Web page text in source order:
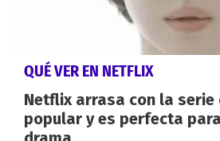
QUÉ VER EN NETFLIX
Netflix arrasa con la serie
popular y es perfecta